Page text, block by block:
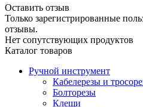
Оставить отзыв
Только зарегистрированные
отзывы.
Нет сопутствующих продуктов
Каталог товаров
Ручной инструмент
Кабелерезы и
Болторезы
Клещи